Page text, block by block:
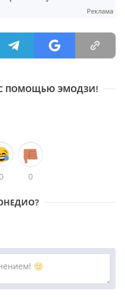
Реклама
С ПОМОЩЬЮ ЭМОДЗИ!
0 0